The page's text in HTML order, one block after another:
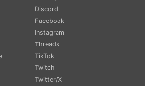
Discord
Facebook
Instagram
Threads
TikTok
Twitch
Twitter/X